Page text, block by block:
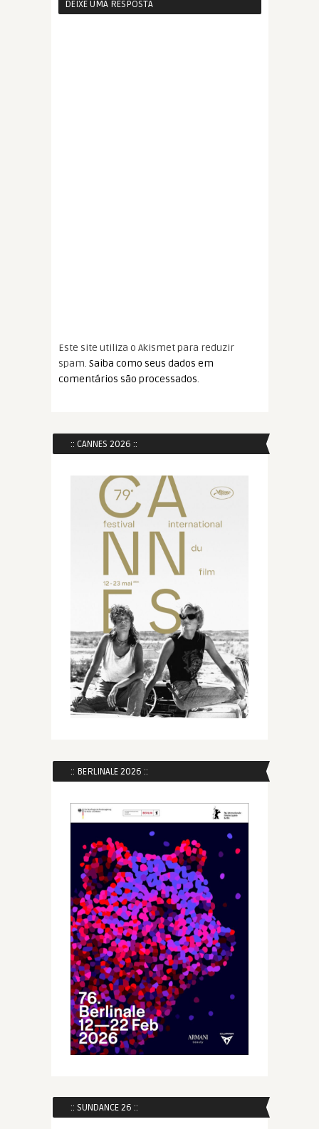
DEIXE UMA RESPOSTA
Este site utiliza o Akismet para reduzir
spam. Saiba como seus dados em
comentários são processados.
:: CANNES 2026 ::
:: BERLINALE 2026 ::
:: SUNDANCE 26 ::